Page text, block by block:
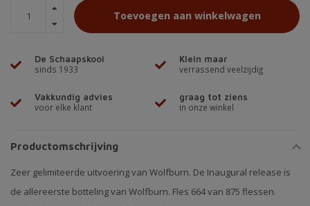
Toevoegen aan winkelwagen
De Schaapskooi
sinds 1933
Klein maar
verrassend veelzijdig
Vakkundig advies
voor elke klant
graag tot ziens
in onze winkel
Productomschrijving
Zeer gelimiteerde uitvoering van Wolfburn. De Inaugural release is
de allereerste botteling van Wolfburn. Fles 664 van 875 flessen.